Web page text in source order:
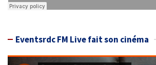
Eventsrdc FM Live fait son cinéma